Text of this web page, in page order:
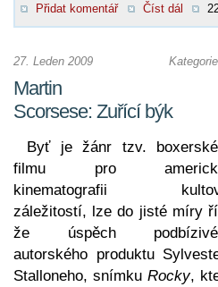
Přidat komentář Číst dál
Kategorie
27. Leden 2009
Martin
Scorsese: Zuřící býk
Byť je žánr tzv.
filmu pro
kinematografii
záležitostí, lze do jisté míry
že úspěch
autorského produktu
Stalloneho, snímku Rocky,